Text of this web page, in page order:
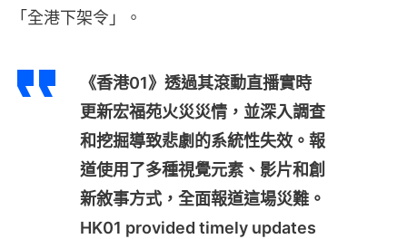
「全港下架令」。
《香港01》透過其滾動直播實時
更新宏福苑火災災情，並深入調查
和挖掘導致悲劇的系統性失效。報
道使用了多種視覺元素、影片和創
新敘事方式，全面報道這場災難。
HK01 provided timely updates